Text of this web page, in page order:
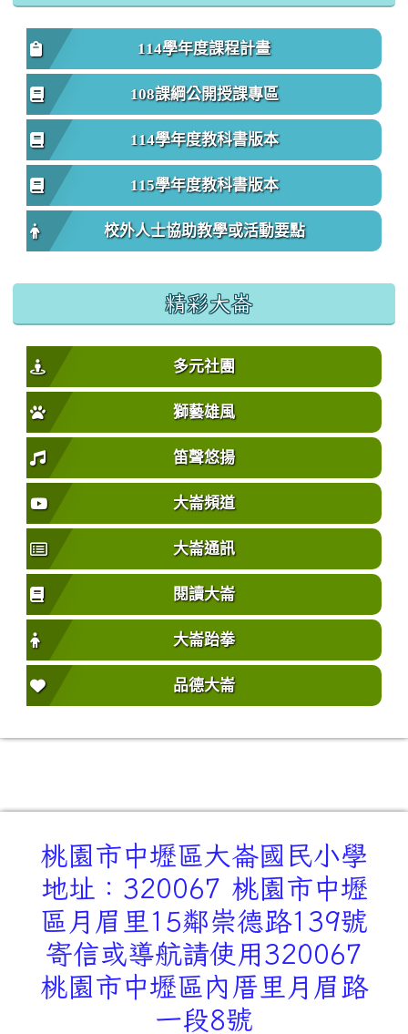
114學年度課程計畫
108課綱公開授課專區
114學年度教科書版本
115學年度教科書版本
校外人士協助教學或活動要點
精彩大崙
多元社團
獅藝雄風
笛聲悠揚
大崙頻道
大崙通訊
閱讀大崙
大崙跆拳
品德大崙
桃園市中壢區大崙國民小學
地址：320067 桃園市中壢
區月眉里15鄰崇德路139號
寄信或導航請使用320067
桃園市中壢區內厝里月眉路
一段8號